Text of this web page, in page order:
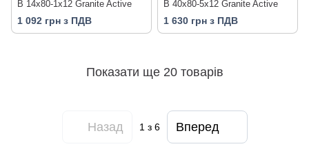
B 14x80-1x12 Granite Active
1 092 грн з ПДВ
B 40x80-5x12 Granite Active
1 630 грн з ПДВ
Показати ще 20 товарів
Назад 1з 6 Вперед